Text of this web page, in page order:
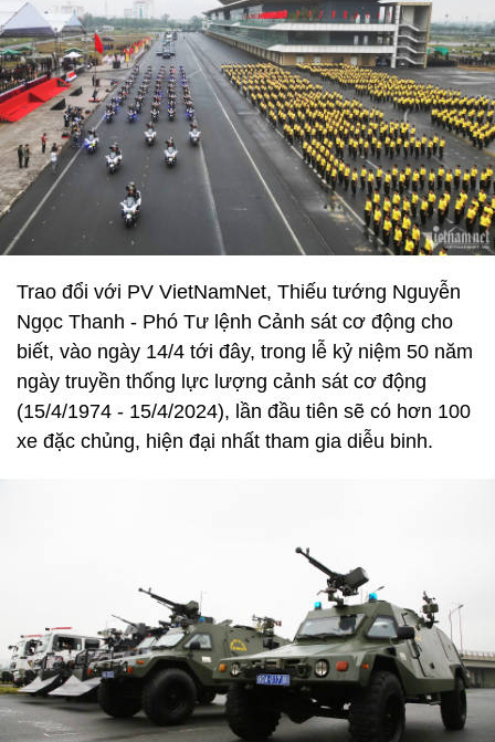
Trao đổi với PV VietNamNet, Thiếu tướng Nguyễn
Ngọc Thanh - Phó Tư lệnh Cảnh sát cơ động cho
biết, vào ngày 14/4 tới đây, trong lễ kỷ niệm 50 năm
ngày truyền thống lực lượng cảnh sát cơ động
(15/4/1974 - 15/4/2024), lần đầu tiên sẽ có hơn 100
xe đặc chủng, hiện đại nhất tham gia diễu binh.